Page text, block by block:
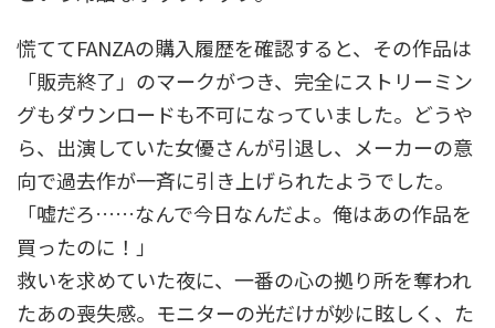
慌ててFANZAの購入履歴を確認すると、その作品は
「販売終了」のマークがつき、完全にストリーミン
グもダウンロードも不可になっていました。どうや
ら、出演していた女優さんが引退し、メーカーの意
向で過去作が一斉に引き上げられたようでした。
「嘘だろ……なんで今日なんだよ。俺はあの作品を
買ったのに！」
救いを求めていた夜に、一番の心の拠り所を奪われ
たあの喪失感。モニターの光だけが妙に眩しく、た